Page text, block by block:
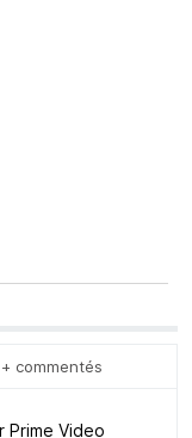
+ commentés
Prime Video